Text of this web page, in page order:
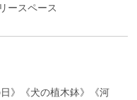
ースペース
》《犬の植木鉢》《河